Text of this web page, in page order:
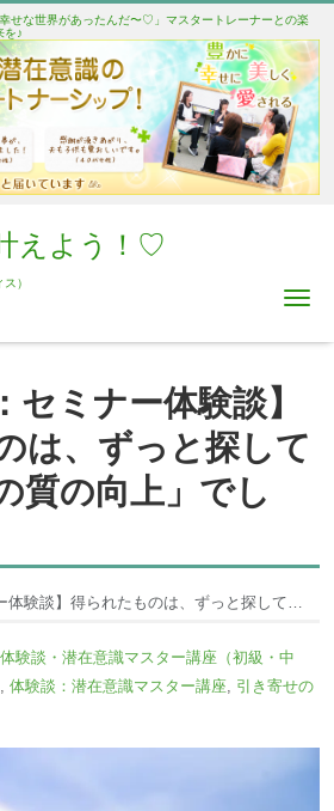
せな世界があったんだ〜♡」マスタートレーナーとの楽
を♪
えよう！♡
）
セミナー体験談】
は、ずっと探して
質の向上」でし
られたものは、ずっと探していた「人生の質の向上」でした。
体験談・潜在意識マスター講座（初級・中
体験談：潜在意識マスター講座 引き寄せの